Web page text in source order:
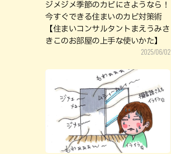
ジメジメ季節のカビにさようなら！
今すぐできる住まいのカビ対策術
【住まいコンサルタントまえうみさ
きこのお部屋の上手な使いかた】
2025/06/02